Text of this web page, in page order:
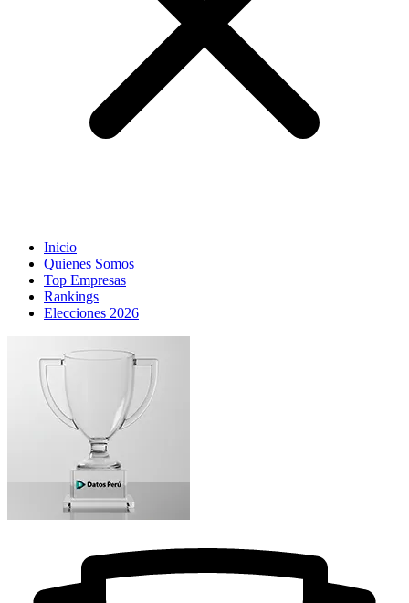
Inicio
Quienes Somos
Top Empresas
Rankings
Elecciones 2026